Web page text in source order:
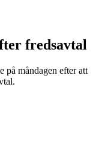
fredsavtal
på måndagen efter att